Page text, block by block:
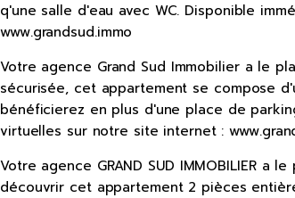
q'une salle d'eau avec WC. Disponible
www.grandsud.immo
Votre agence Grand Sud Immobilier a le
sécurisée, cet appartement se compose
bénéficierez en plus d'une place de
virtuelles sur notre site internet :
Votre agence GRAND SUD IMMOBILIER a
découvrir cet appartement 2 pièces